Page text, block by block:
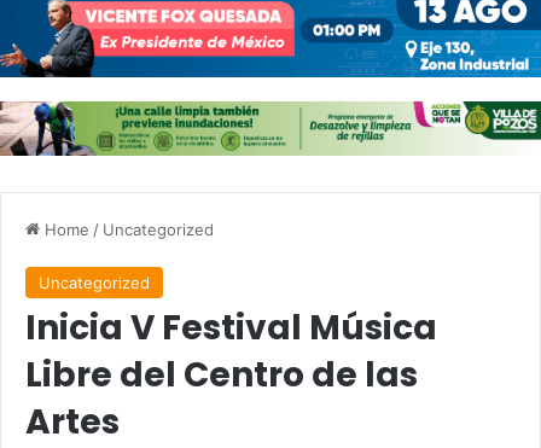
Home / Uncategorized
Uncategorized
Inicia V Festival Música
Libre del Centro de las
Artes